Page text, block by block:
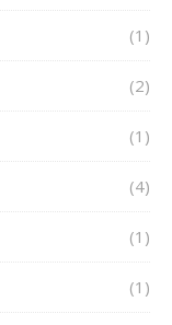
(1)
(2)
(1)
(4)
(1)
(1)